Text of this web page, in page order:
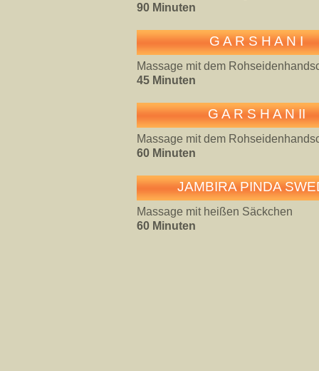
90 Minuten
G A R S H A N I
Massage mit dem
45 Minuten
G A R S H A N II
Massage mit dem
60 Minuten
JAMBIRA PINDA
Massage mit heißen Säckchen
60 Minuten